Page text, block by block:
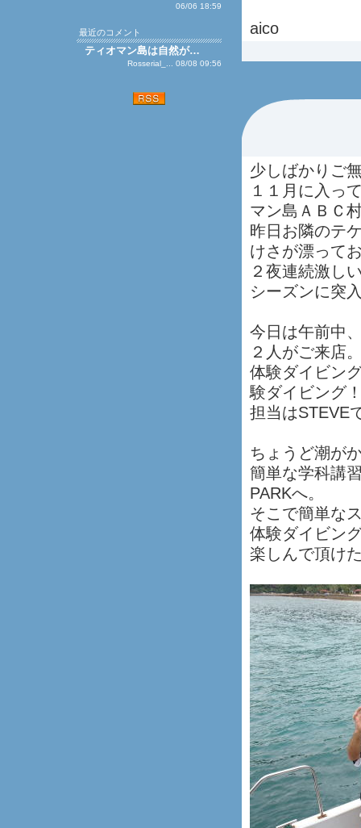
aico
少しばかりご
１１月に入っ
マン島ＡＢＣ
昨日お隣のテ
けさが漂って
２夜連続激し
シーズンに突
今日は午前中
２人がご来店
体験ダイビン
験ダイビング
担当はSTEVE
ちょうど潮が
簡単な学科講
PARKへ。
そこで簡単な
体験ダイビン
楽しんで頂け
06/06 18:59
最近のコメント
ティオマン島は自然が…
Rosserial_... 08/08 09:56